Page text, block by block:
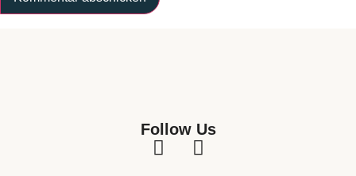
Follow Us